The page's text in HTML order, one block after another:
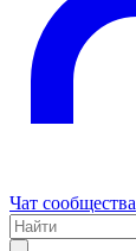
Чат сообщества